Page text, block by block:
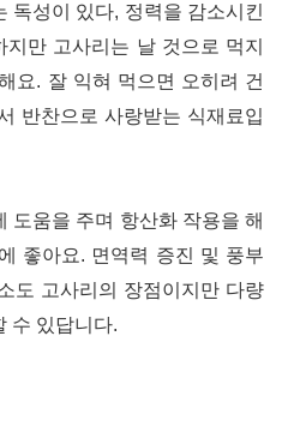
독성이 있다, 정력을 감소시킨
지만 고사리는 날 것으로 먹지
요. 잘 익혀 먹으면 오히려 건
반찬으로 사랑받는 식재료입
도움을 주며 항산화 작용을 해
좋아요. 면역력 증진 및 풍부
도 고사리의 장점이지만 다량
수 있답니다.